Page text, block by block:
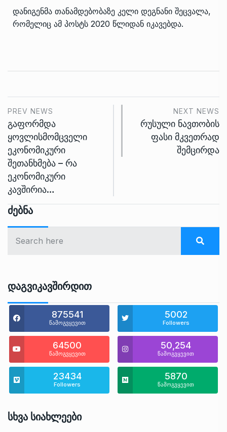
დანიგენმა თანამდებობაზე კელი დეგნანი შეცვალა,
რომელიც ამ პოსტს 2020 წლიდან იკავებდა.
PREV NEWS
გაფორმდა
ყოვლისმომცველი
ეკონომიკური
შეთანხმება – რა
ეკონომიკური
კავშირია…
NEXT NEWS
რუსული ნავთობის
ფასი მკვეთრად
შემცირდა
Ძებნა
Დაგვიკავშირდით
875541
წამოგვყევით
5002
Followers
64500
წამოგვყევით
50,254
წამოგვყევით
23434
Followers
5870
წამოგვყევით
Სხვა Სიახლეები